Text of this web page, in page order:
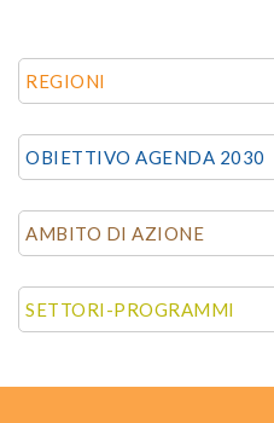
REGIONI
OBIETTIVO AGENDA 2030
AMBITO DI AZIONE
SETTORI-PROGRAMMI